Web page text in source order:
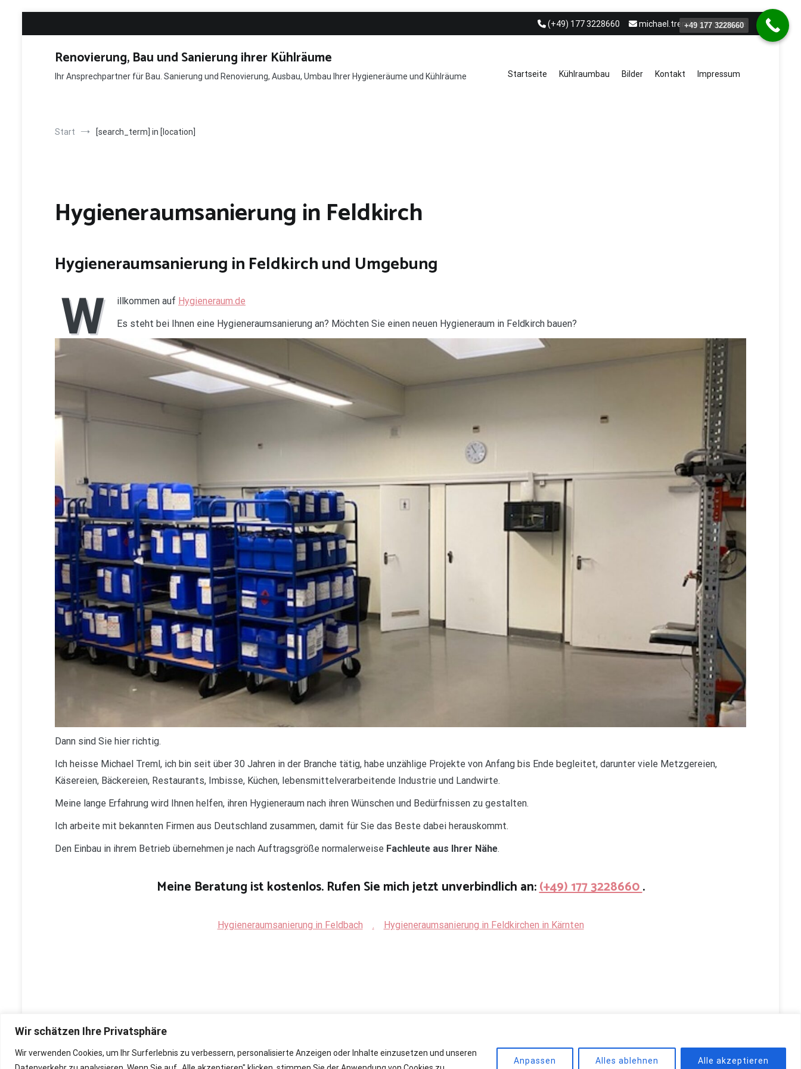
Wir schätzen Ihre Privatsphäre
Wir verwenden Cookies, um Ihr Surferlebnis zu verbessern, personalisierte Anzeigen oder Inhalte einzusetzen und unseren
Anpassen Alles ablehnen Alle akzeptieren
(+49) 177 3228660 michael.treml.b@t-online.de
Renovierung, Bau und Sanierung ihrer Kühlräume
Ihr Ansprechpartner für Bau. Sanierung und Renovierung, Ausbau, Umbau Ihrer Hygieneräume und Kühlräume Startseite Kühlraumbau Bilder Kontakt Impressum
Start [search_term] in [location]
Hygieneraumsanierung in Feldkirch
Hygieneraumsanierung in Feldkirch und Umgebung
W illkommen auf Hygieneraum.de
Es steht bei Ihnen eine Hygieneraumsanierung an? Möchten Sie einen neuen Hygieneraum in Feldkirch bauen?
Dann sind Sie hier richtig.
Ich heisse Michael Treml, ich bin seit über 30 Jahren in der Branche tätig, habe unzählige Projekte von Anfang bis Ende begleitet, darunter viele Metzgereien,
Käsereien, Bäckereien, Restaurants, Imbisse, Küchen, lebensmittelverarbeitende Industrie und Landwirte.
Meine lange Erfahrung wird Ihnen helfen, ihren Hygieneraum nach ihren Wünschen und Bedürfnissen zu gestalten.
Ich arbeite mit bekannten Firmen aus Deutschland zusammen, damit für Sie das Beste dabei herauskommt.
Den Einbau in ihrem Betrieb übernehmen je nach Auftragsgröße normalerweise Fachleute aus Ihrer Nähe.
Meine Beratung ist kostenlos. Rufen Sie mich jetzt unverbindlich an:(+49) 177 3228660.
Hygieneraumsanierung in Feldbach Hygieneraumsanierung in Feldkirchen in Kärnten
Copyright © 2026Renovierung, Bau und Sanierung ihrer Kühlräume. All rights reserved. Theme:Cenoteby ThemeGrill. Powered by
+49 177 3228660